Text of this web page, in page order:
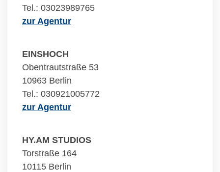
Tel.: 03023989765
zur Agentur
EINSHOCH
Obentrautstraße 53
10963 Berlin
Tel.: 030921005772
zur Agentur
HY.AM STUDIOS
Torstraße 164
10115 Berlin